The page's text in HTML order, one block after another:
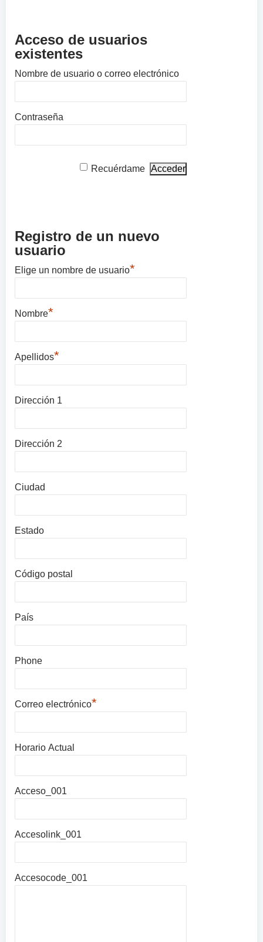
Acceso de usuarios
existentes
Nombre de usuario o correo electrónico
Contraseña
Recuérdame
Registro de un nuevo
usuario
Elige un nombre de usuario*
Nombre*
Apellidos*
Dirección 1
Dirección 2
Ciudad
Estado
Código postal
País
Phone
Correo electrónico*
Horario Actual
Acceso_001
Accesolink_001
Accesocode_001